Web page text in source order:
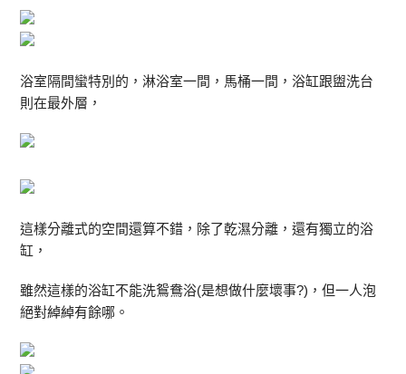
浴室隔間蠻特別的，淋浴室一間，馬桶一間，浴缸跟盥洗台
則在最外層，
這樣分離式的空間還算不錯，除了乾濕分離，還有獨立的浴
缸，
雖然這樣的浴缸不能洗鴛鴦浴(是想做什麼壞事?)，但一人泡
絕對綽綽有餘哪。